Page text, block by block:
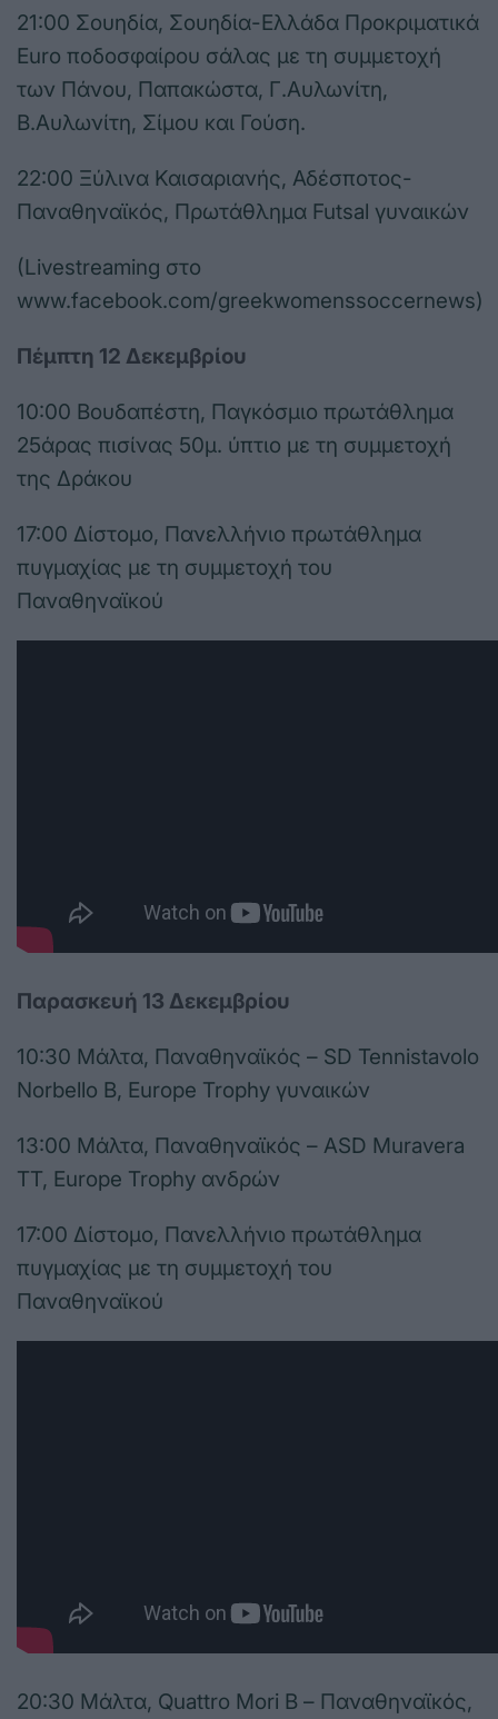
21:00 Σουηδία, Σουηδία-Ελλάδα Προκριματικά
Euro ποδοσφαίρου σάλας με τη συμμετοχή
των Πάνου, Παπακώστα, Γ.Αυλωνίτη,
Β.Αυλωνίτη, Σίμου και Γούση.
22:00 Ξύλινα Καισαριανής, Αδέσποτος-
Παναθηναϊκός, Πρωτάθλημα Futsal γυναικών
(Livestreaming στο
www.facebook.com/greekwomenssoccernews)
Πέμπτη 12 Δεκεμβρίου
10:00 Βουδαπέστη, Παγκόσμιο πρωτάθλημα
25άρας πισίνας 50μ. ύπτιο με τη συμμετοχή
της Δράκου
17:00 Δίστομο, Πανελλήνιο πρωτάθλημα
πυγμαχίας με τη συμμετοχή του
Παναθηναϊκού
Παρασκευή 13 Δεκεμβρίου
10:30 Μάλτα, Παναθηναϊκός – SD Tennistavolo
Norbello B, Europe Trophy γυναικών
13:00 Μάλτα, Παναθηναϊκός – ASD Muravera
TT, Europe Trophy ανδρών
17:00 Δίστομο, Πανελλήνιο πρωτάθλημα
πυγμαχίας με τη συμμετοχή του
Παναθηναϊκού
20:30 Μάλτα, Quattro Mori B – Παναθηναϊκός,